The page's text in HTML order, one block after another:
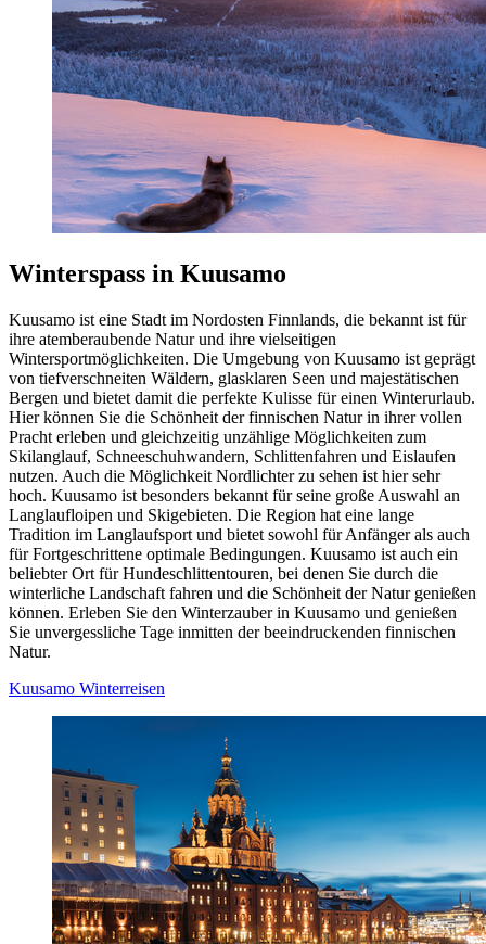
Winterspass in Kuusamo
Kuusamo ist eine Stadt im Nordosten Finnlands, die bekannt ist für
ihre atemberaubende Natur und ihre vielseitigen
Wintersportmöglichkeiten. Die Umgebung von Kuusamo ist geprägt
von tiefverschneiten Wäldern, glasklaren Seen und majestätischen
Bergen und bietet damit die perfekte Kulisse für einen Winterurlaub.
Hier können Sie die Schönheit der finnischen Natur in ihrer vollen
Pracht erleben und gleichzeitig unzählige Möglichkeiten zum
Skilanglauf, Schneeschuhwandern, Schlittenfahren und Eislaufen
nutzen. Auch die Möglichkeit Nordlichter zu sehen ist hier sehr
hoch. Kuusamo ist besonders bekannt für seine große Auswahl an
Langlaufloipen und Skigebieten. Die Region hat eine lange
Tradition im Langlaufsport und bietet sowohl für Anfänger als auch
für Fortgeschrittene optimale Bedingungen. Kuusamo ist auch ein
beliebter Ort für Hundeschlittentouren, bei denen Sie durch die
winterliche Landschaft fahren und die Schönheit der Natur genießen
können. Erleben Sie den Winterzauber in Kuusamo und genießen
Sie unvergessliche Tage inmitten der beeindruckenden finnischen
Natur.
Kuusamo Winterreisen